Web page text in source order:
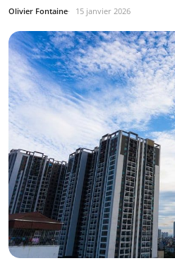
Olivier Fontaine 15 janvier 2026